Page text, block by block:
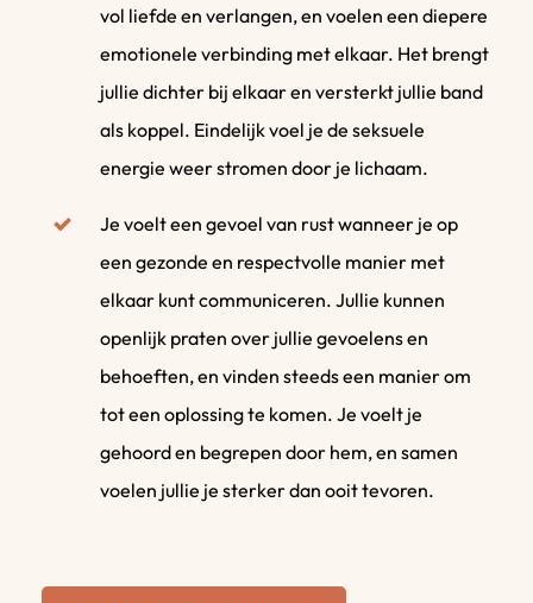
vol liefde en verlangen, en voelen een diepere
emotionele verbinding met elkaar. Het brengt
jullie dichter bij elkaar en versterkt jullie band
als koppel. Eindelijk voel je de seksuele
energie weer stromen door je lichaam.
Je voelt een gevoel van rust wanneer je op
een gezonde en respectvolle manier met
elkaar kunt communiceren. Jullie kunnen
openlijk praten over jullie gevoelens en
behoeften, en vinden steeds een manier om
tot een oplossing te komen. Je voelt je
gehoord en begrepen door hem, en samen
voelen jullie je sterker dan ooit tevoren.